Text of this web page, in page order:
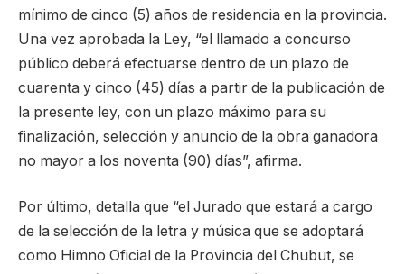
mínimo de cinco (5) años de residencia en la provincia.
Una vez aprobada la Ley, “el llamado a concurso
público deberá efectuarse dentro de un plazo de
cuarenta y cinco (45) días a partir de la publicación de
la presente ley, con un plazo máximo para su
finalización, selección y anuncio de la obra ganadora
no mayor a los noventa (90) días”, afirma.
Por último, detalla que “el Jurado que estará a cargo
de la selección de la letra y música que se adoptará
como Himno Oficial de la Provincia del Chubut, se